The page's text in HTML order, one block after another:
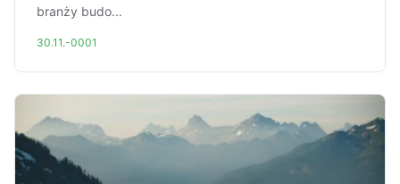
branży budo...
30.11.-0001